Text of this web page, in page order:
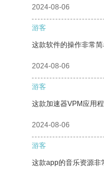
2024-08-06
游客
这款软件的操作非常简
2024-08-06
游客
这款加速器VPM应用
2024-08-06
游客
这款app的音乐资源非